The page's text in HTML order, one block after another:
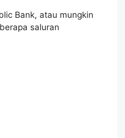
Bank, atau mungkin
saluran